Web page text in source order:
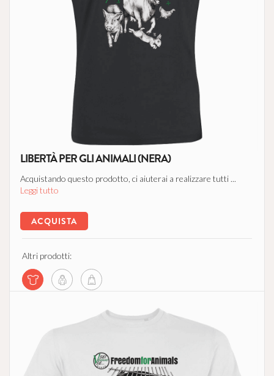
LIBERTÀ PER GLI ANIMALI (NERA)
Acquistando questo prodotto, ci aiuterai a realizzare tutti ...
Leggi tutto
ACQUISTA
Altri prodotti: